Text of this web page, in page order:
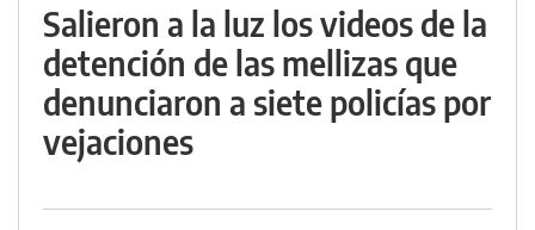
Salieron a la luz los videos de la
detención de las mellizas que
denunciaron a siete policías por
vejaciones